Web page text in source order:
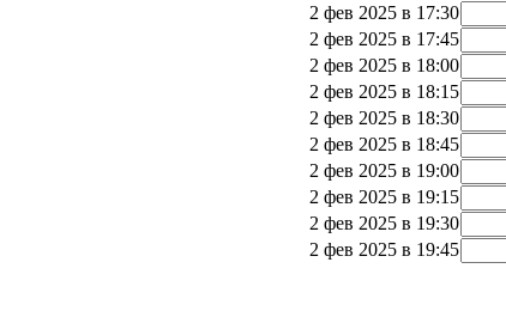
2 фев 2025 в 17:30
2 фев 2025 в 17:45
2 фев 2025 в 18:00
2 фев 2025 в 18:15
2 фев 2025 в 18:30
2 фев 2025 в 18:45
2 фев 2025 в 19:00
2 фев 2025 в 19:15
2 фев 2025 в 19:30
2 фев 2025 в 19:45